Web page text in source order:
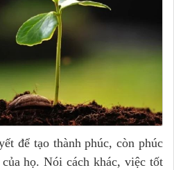
để tạo thành phúc, còn phúc
họ. Nói cách khác, việc tốt